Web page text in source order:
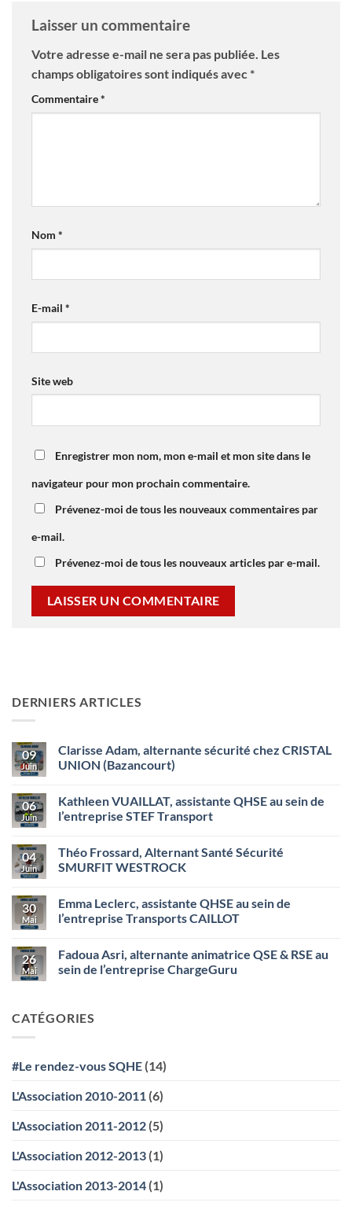
Laisser un commentaire
Votre adresse e-mail ne sera pas publiée. Les
champs obligatoires sont indiqués avec*
Commentaire*
Nom *
E-mail *
Site web
Enregistrer mon nom, mon e-mail et mon site dans le
navigateur pour mon prochain commentaire.
Prévenez-moi de tous les nouveaux commentaires par
e-mail.
Prévenez-moi de tous les nouveaux articles par e-mail.
DERNIERS ARTICLES
09
Juin
Clarisse Adam, alternante sécurité chez CRISTAL
UNION (Bazancourt)
sur
Clarisse
Adam,
chez
CRISTAL
UNION
06
Juin
Kathleen VUAILLAT, assistante QHSE au sein de
l’entreprise STEF Transport
sur
Kathleen
VUAILLAT,
au
sein
de
Transport
04
Juin
Théo Frossard, Alternant Santé Sécurité
SMURFIT WESTROCK
sur
Théo
Frossard,
Sécurité
SMURFIT
WESTROCK
30
Mai
Emma Leclerc, assistante QHSE au sein de
l’entreprise Transports CAILLOT
sur
Emma
Leclerc,
sein
de
26
Mai
Fadoua Asri, alternante animatrice QSE & RSE au
sein de l’entreprise ChargeGuru
Fadoua
Asri,
&
sein
ChargeGuru
CATÉGORIES
#Le rendez-vous SQHE (14)
L'Association 2010-2011 (6)
L'Association 2011-2012 (5)
L'Association 2012-2013 (1)
L'Association 2013-2014 (1)